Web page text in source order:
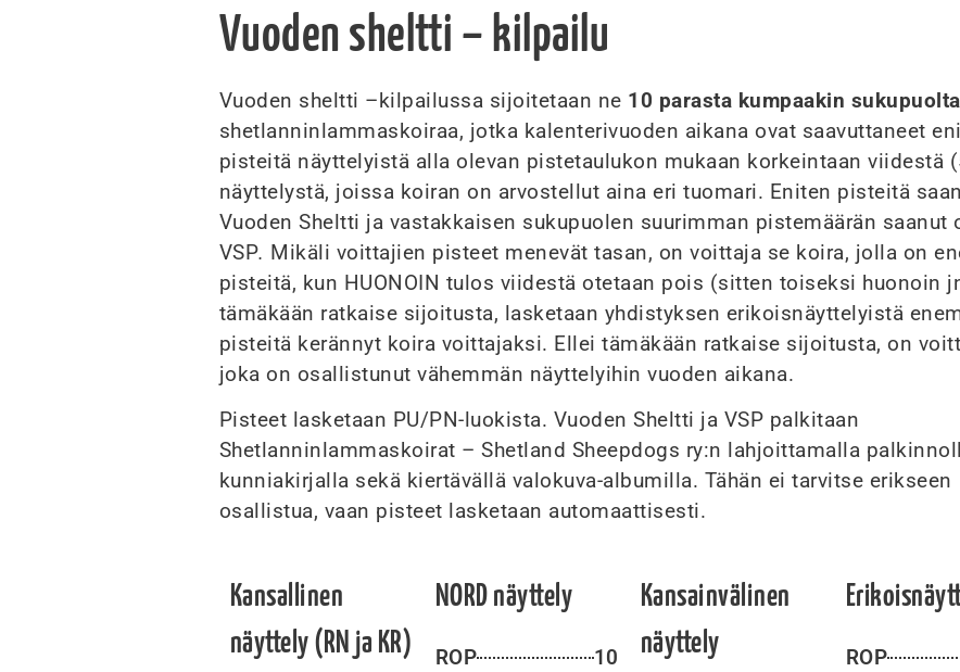
Vuoden sheltti – kilpailu
Vuoden sheltti –kilpailussa sijoitetaan ne 10 parasta kumpaakin sukupuolta
shetlanninlammaskoiraa, jotka kalenterivuoden aikana ovat saavuttaneet
pisteitä näyttelyistä alla olevan pistetaulukon mukaan korkeintaan viidestä
näyttelystä, joissa koiran on arvostellut aina eri tuomari. Eniten pisteitä
Vuoden Sheltti ja vastakkaisen sukupuolen suurimman pistemäärän saanut
VSP. Mikäli voittajien pisteet menevät tasan, on voittaja se koira, jolla on
pisteitä, kun HUONOIN tulos viidestä otetaan pois (sitten toiseksi huonoin
tämäkään ratkaise sijoitusta, lasketaan yhdistyksen erikoisnäyttelyistä
pisteitä kerännyt koira voittajaksi. Ellei tämäkään ratkaise sijoitusta, on
joka on osallistunut vähemmän näyttelyihin vuoden aikana.
Pisteet lasketaan PU/PN-luokista. Vuoden Sheltti ja VSP palkitaan
Shetlanninlammaskoirat – Shetland Sheepdogs ry:n lahjoittamalla
kunniakirjalla sekä kiertävällä valokuva-albumilla. Tähän ei tarvitse erikseen
osallistua, vaan pisteet lasketaan automaattisesti.
Kansallinen
näyttely (RN ja KR)
NORD näyttely
ROP 10
Kansainvälinen
näyttely
ROP